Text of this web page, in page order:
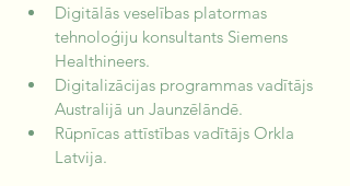
Digitālās veselības platormas
tehnoloģiju konsultants Siemens
Healthineers.
Digitalizācijas programmas vadītājs
Australijā un Jaunzēlāndē.
Rūpnīcas attīstības vadītājs Orkla
Latvija.